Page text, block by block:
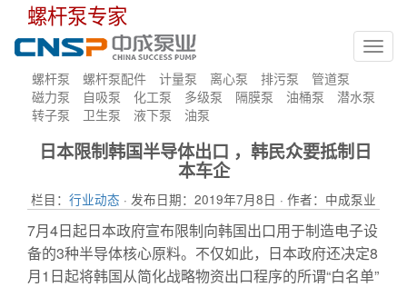
螺杆泵专家
螺杆泵 螺杆泵配件 计量泵 离心泵 排污泵
管道泵
磁力泵
自吸泵 化工泵 多级泵 隔膜泵 油桶泵
潜水泵
转子泵
卫生泵 液下泵 油泵
日本限制韩国半导体出口 ，韩民众要抵制日
本车企
栏目： 行业动态 · 发布日期：2019年7月8日 · 作者：中成泵业
7月4日起日本政府宣布限制向韩国出口用于制造电子设
备的3种半导体核心原料。不仅如此，日本政府还决定8
月1日起将韩国从简化战略物资出口程序的所谓“白名单”